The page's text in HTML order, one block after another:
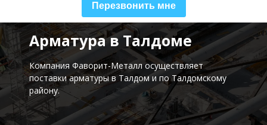
Перезвонить мне
Арматура в Талдоме
Компания Фаворит-Металл осуществляет
поставкиарматуры в Талдом и по Талдомскому
району.